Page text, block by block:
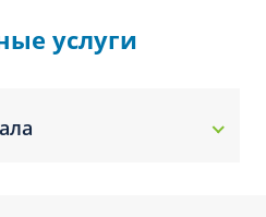
услуги